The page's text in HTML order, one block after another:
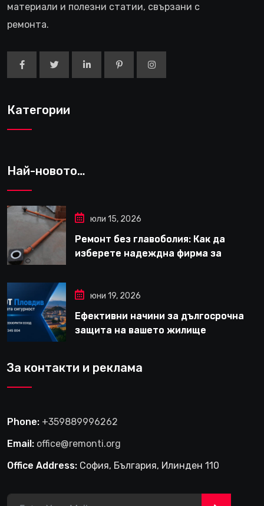
материали и полезни статии, свързани с
ремонта.
Категории
Най-новото…
юли 15, 2026
Ремонт без главоболия: Как да
изберете надеждна фирма за
юни 19, 2026
Ефективни начини за дългосрочна
защита на вашето жилище
За контакти и реклама
Phone: +359889996262
Email: office@remonti.org
Office Address: София, България, Илинден 110